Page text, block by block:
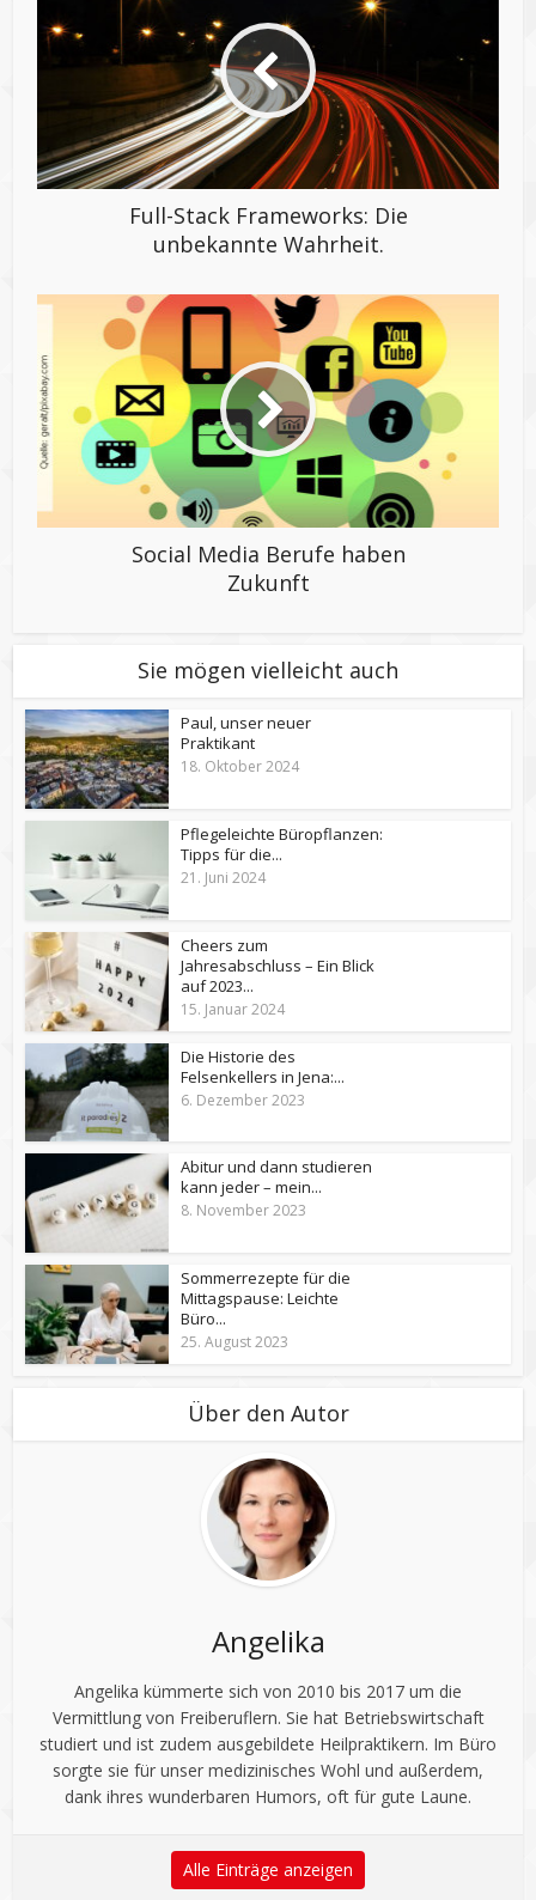
Full-Stack Frameworks: Die
unbekannte Wahrheit.
Social Media Berufe haben
Zukunft
Sie mögen vielleicht auch
Paul, unser neuer
Praktikant
18. Oktober 2024
Pflegeleichte Büropflanzen:
Tipps für die...
21. Juni 2024
Cheers zum
Jahresabschluss – Ein Blick
auf 2023...
15. Januar 2024
Die Historie des
Felsenkellers in Jena:...
6. Dezember 2023
Abitur und dann studieren
kann jeder – mein...
8. November 2023
Sommerrezepte für die
Mittagspause: Leichte
Büro...
25. August 2023
Über den Autor
Angelika
Angelika kümmerte sich von 2010 bis 2017 um die
Vermittlung von Freiberuflern. Sie hat Betriebswirtschaft
studiert und ist zudem ausgebildete Heilpraktikern. Im Büro
sorgte sie für unser medizinisches Wohl und außerdem,
dank ihres wunderbaren Humors, oft für gute Laune.
Alle Einträge anzeigen